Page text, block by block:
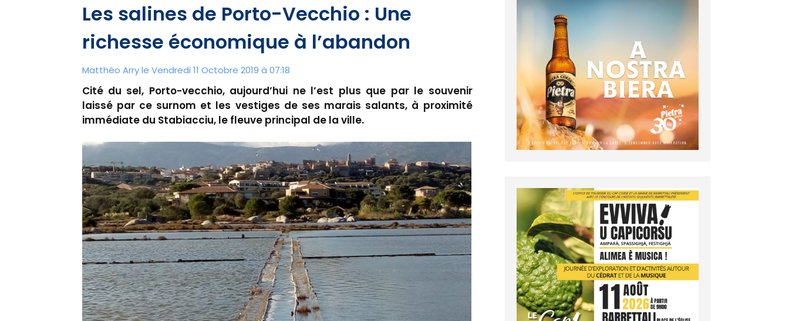
Les salines de Porto-Vecchio : Une
richesse économique à l’abandon
Matthéo Arry le Vendredi 11 Octobre 2019 à 07:18
Cité du sel, Porto-vecchio, aujourd’hui ne l’est plus que par le souvenir
laissé par ce surnom et les vestiges de ses marais salants, à proximité
immédiate du Stabiacciu, le fleuve principal de la ville.